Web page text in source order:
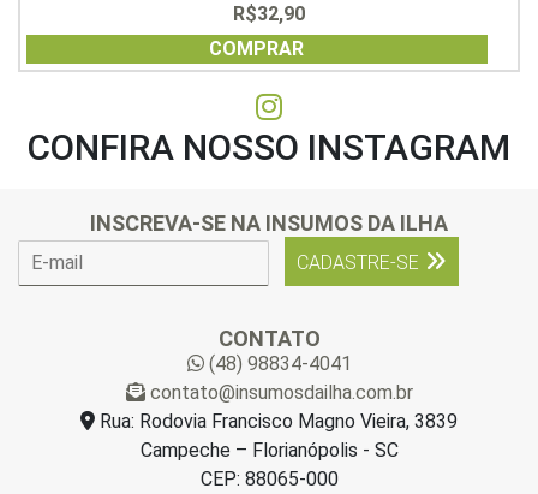
out
of
5
R$32,90
COMPRAR
CONFIRA NOSSO INSTAGRAM
INSCREVA-SE NA INSUMOS DA ILHA
CADASTRE-SE
CONTATO
(48) 98834-4041
contato@insumosdailha.com.br
Rua: Rodovia Francisco Magno Vieira, 3839
Campeche – Florianópolis - SC
CEP: 88065-000